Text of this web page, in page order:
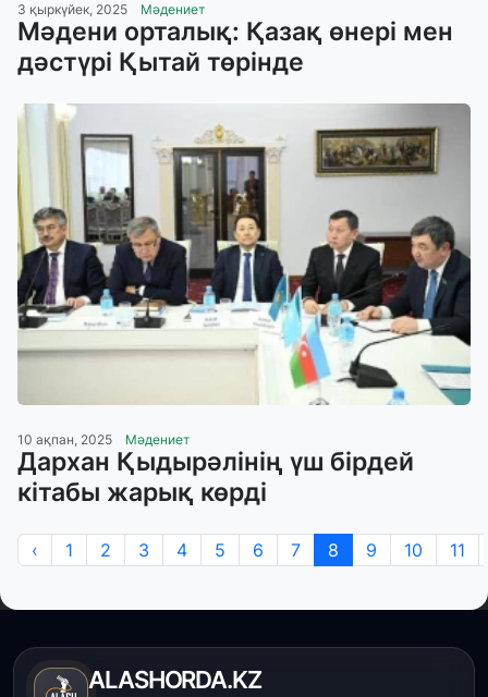
3 қыркүйек, 2025 Мәдениет
Мәдени орталық: Қазақ өнері мен
дәстүрі Қытай төрінде
10 ақпан, 2025 Мәдениет
Дархан Қыдырәлінің үш бірдей
кітабы жарық көрді
‹ 1 2 3 4 5 6 7 8 9 10 11
ALASHORDA.KZ